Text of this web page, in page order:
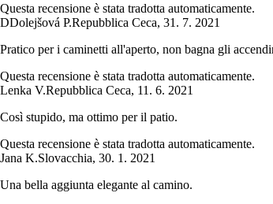
Questa recensione è stata tradotta automaticamente.
DDolejšová P.Repubblica Ceca, 31. 7. 2021
Pratico per i caminetti all'aperto, non bagna gli
Questa recensione è stata tradotta automaticamente.
Lenka V.Repubblica Ceca, 11. 6. 2021
Così stupido, ma ottimo per il patio.
Questa recensione è stata tradotta automaticamente.
Jana K.Slovacchia, 30. 1. 2021
Una bella aggiunta elegante al camino.